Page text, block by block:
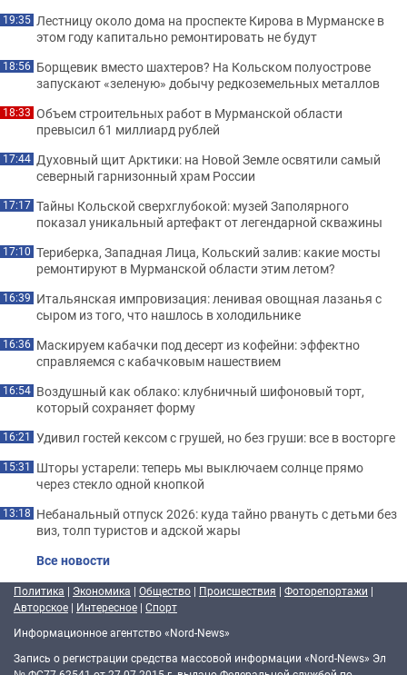
19:35 Лестницу около дома на проспекте Кирова в Мурманске в
этом году капитально ремонтировать не будут
18:56 Борщевик вместо шахтеров? На Кольском полуострове
запускают «зеленую» добычу редкоземельных металлов
18:33 Объем строительных работ в Мурманской области
превысил 61 миллиард рублей
17:44 Духовный щит Арктики: на Новой Земле освятили самый
северный гарнизонный храм России
17:17 Тайны Кольской сверхглубокой: музей Заполярного
показал уникальный артефакт от легендарной скважины
17:10 Териберка, Западная Лица, Кольский залив: какие мосты
ремонтируют в Мурманской области этим летом?
16:39 Итальянская импровизация: ленивая овощная лазанья с
сыром из того, что нашлось в холодильнике
16:36 Маскируем кабачки под десерт из кофейни: эффектно
справляемся с кабачковым нашествием
16:54 Воздушный как облако: клубничный шифоновый торт,
который сохраняет форму
16:21 Удивил гостей кексом с грушей, но без груши: все в восторге
15:31 Шторы устарели: теперь мы выключаем солнце прямо
через стекло одной кнопкой
13:18 Небанальный отпуск 2026: куда тайно рвануть с детьми без
виз, толп туристов и адской жары
Все новости
Политика | Экономика | Общество | Происшествия | Фоторепортажи |
Авторское | Интересное | Спорт
Информационное агентство «Nord-News»
Запись о регистрации средства массовой информации «Nord-News» Эл